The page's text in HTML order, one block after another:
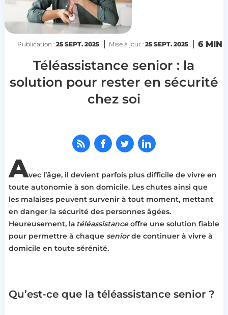
Publication : 25 SEPT. 2025 Mise à jour : 25 SEPT. 2025 6 MIN
Téléassistance senior : la
solution pour rester en sécurité
chez soi
Avec l’âge, il devient parfois plus difficile de vivre en
toute autonomie à son domicile. Les chutes ainsi que
les malaises peuvent survenir à tout moment, mettant
en danger la sécurité des personnes âgées.
Heureusement, la téléassistanceoffre une solution fiable
pour permettre à chaque seniorde continuer à vivre à
domicile en toute sérénité.
Qu’est-ce que la téléassistance senior ?